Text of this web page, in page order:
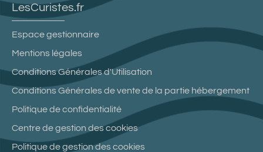
LesCuristes.fr
Espace gestionnaire
Mentions légales
Conditions Générales d'Utilisation
Conditions Générales de vente de la partie hébergement
Politique de confidentialité
Centre de gestion des cookies
Politique de gestion des cookies